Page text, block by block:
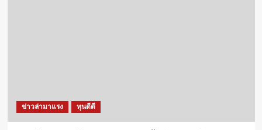
ข่าวล่ามาแรง ทุนดีดี